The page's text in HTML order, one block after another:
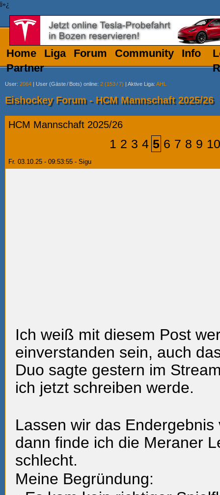
ï»¿
Home Liga Forum Community
Info
Partner
User: 2064 | User (Gäste/ Bots) online: 2 (153/7) | Aktive Liga: AHL
Eishockey Forum - HCM Mannschaft 2025/26
HCM Mannschaft 2025/26
1 2 3 4 5 6 7 8 9 10
Fr. 03.10.25 - 09:53:55 - Sigu
Ich weiß mit diesem Post
einverstanden sein, auch
Duo sagte gestern im
ich jetzt schreiben werde.
Lassen wir das
dann finde ich die Meraner
schlecht.
Meine Begründung: